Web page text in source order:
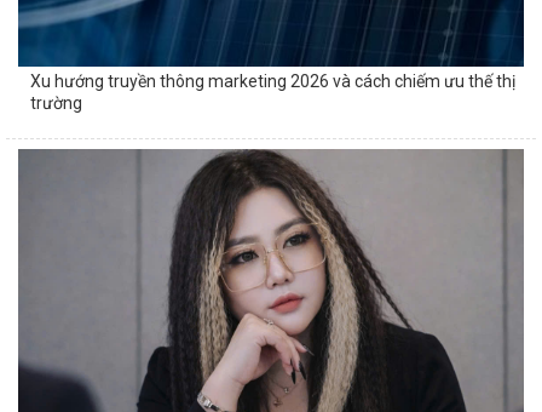
Xu hướng truyền thông marketing 2026 và cách chiếm ưu thế thị
trường